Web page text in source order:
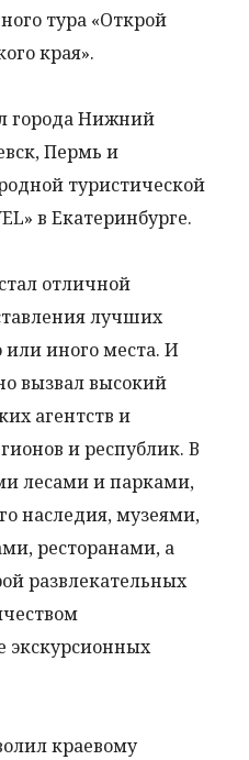
тура «Открой
края».
города Нижний
Пермь и
туристической
в Екатеринбурге.
отличной
лучших
или иного места. И
вызвал высокий
агентств и
и республик. В
лесами и парками,
наследия, музеями,
ресторанами, а
развлекательных
экскурсионных
краевому